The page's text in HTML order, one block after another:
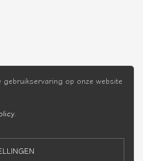
DE NIEUWSBRIEFop onze website
.